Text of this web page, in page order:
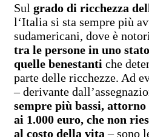
Sul grado di ricchezza
l‘Italia si sta sempre più
sudamericani, dove è
tra le persone in uno
quelle benestanti che
parte delle ricchezze. Ad
– derivante
sempre più bassi,
ai 1.000 euro, che non
al costo della vita – sono